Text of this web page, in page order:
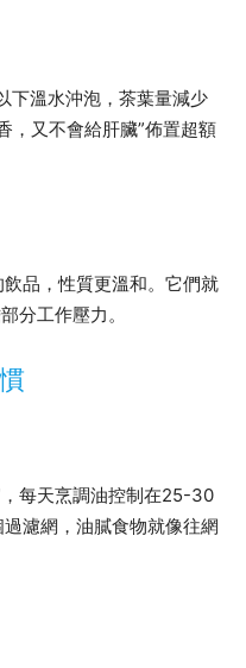
溫水沖泡，茶葉量減少
，又不會給肝臟”佈置超額
品，性質更溫和。它們就
分工作壓力。
每天烹調油控制在25-30
濾網，油膩食物就像往網